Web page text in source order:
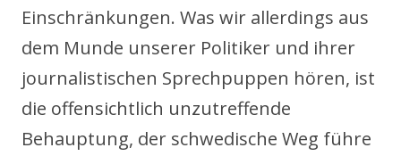
Einschränkungen. Was wir allerdings aus
dem Munde unserer Politiker und ihrer
journalistischen Sprechpuppen hören, ist
die offensichtlich unzutreffende
Behauptung, der schwedische Weg führe